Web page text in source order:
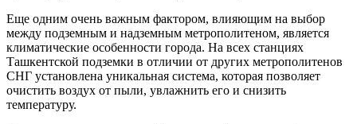
Еще одним очень важным фактором, влияющим на выбор
между подземным и надземным метрополитеном, является
климатические особенности города. На всех станциях
Ташкентской подземки в отличии от других метрополитенов
СНГ установлена уникальная система, которая позволяет
очистить воздух от пыли, увлажнить его и снизить
температуру.